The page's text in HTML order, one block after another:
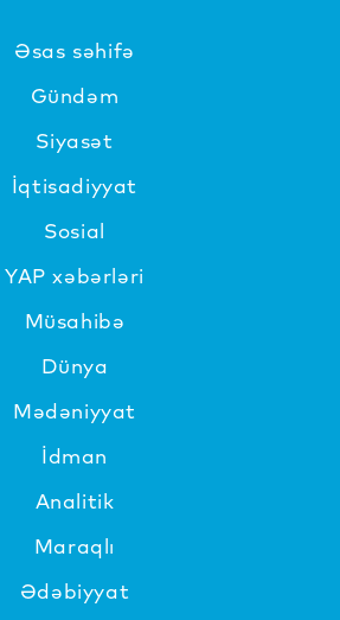
Əsas səhifə
Gündəm
Siyasət
İqtisadiyyat
Sosial
YAP xəbərləri
Müsahibə
Dünya
Mədəniyyat
İdman
Analitik
Maraqlı
Ədəbiyyat